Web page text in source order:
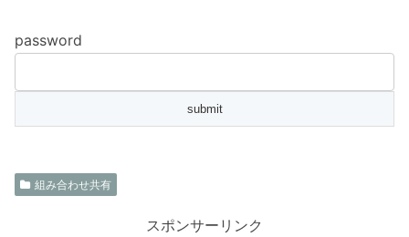
password
組み合わせ共有
スポンサーリンク